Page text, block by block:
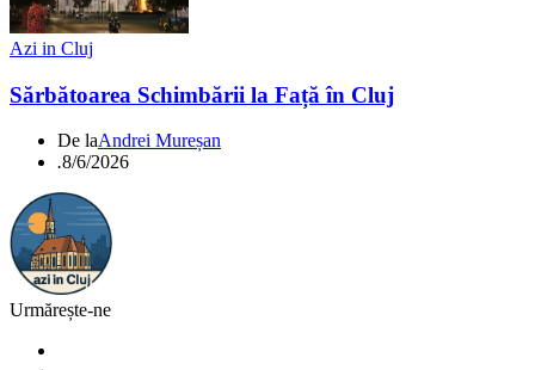
Azi in Cluj
Sărbătoarea Schimbării la Față în Cluj
De laAndrei Mureșan
.8/6/2026
Urmărește-ne